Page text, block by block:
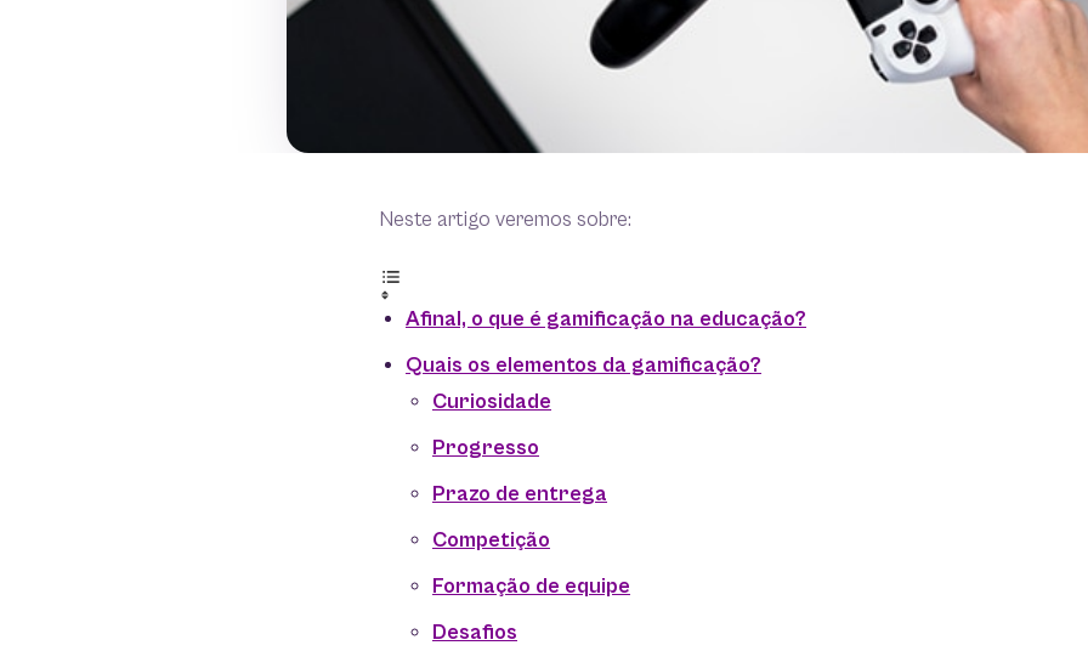
Neste artigo veremos sobre:
Afinal, o que é gamificação na educação?
Quais os elementos da gamificação?
Curiosidade
Progresso
Prazo de entrega
Competição
Formação de equipe
Desafios